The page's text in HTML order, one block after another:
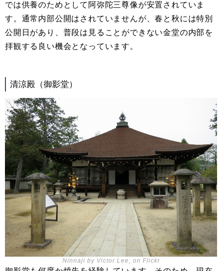
では供養のためとして阿弥陀三尊像が安置されていま
す。通常内部公開はされていませんが、春と秋には特別
公開日があり、普段は見ることができない金堂の内部を
拝観する良い機会となっています。
清涼殿（御影堂）
Ninnaji by Victor Lee, on Flickr